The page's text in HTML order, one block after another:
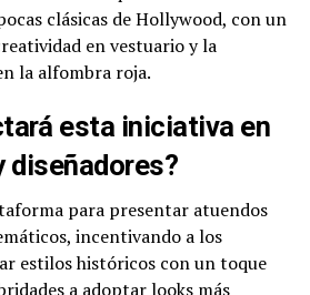
clásicas de Hollywood, con un
en vestuario y la
la alfombra roja.
esta iniciativa en
diseñadores?
para presentar atuendos
incentivando a los
estilos históricos con un toque
a adoptar looks más